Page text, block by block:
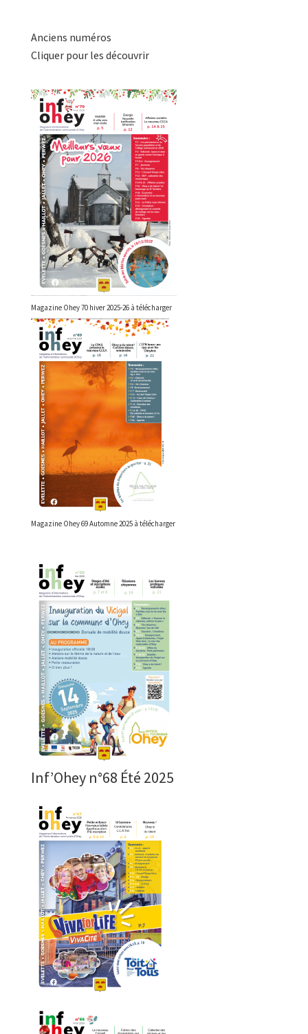
Anciens numéros
Cliquer pour les découvrir
Magazine Ohey 70 hiver 2025-26 à télécharger
Magazine Ohey 69 Automne 2025 à télécharger
Inf’Ohey n°68 Été 2025